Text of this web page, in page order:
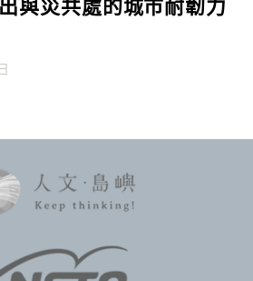
與災共處的城市耐韌力